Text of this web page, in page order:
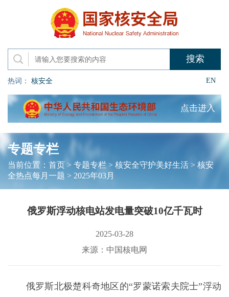
热词： 核安全 EN
点击进入
专题专栏
当前位置： 首页> 专题专栏> 核安全守护美好生活> 核安
全热点每月一题 > 2025年03月
俄罗斯浮动核电站发电量突破10亿千瓦时
2025-03-28
来源：中国核电网
俄罗斯北极楚科奇地区的“罗蒙诺索夫院士”浮动